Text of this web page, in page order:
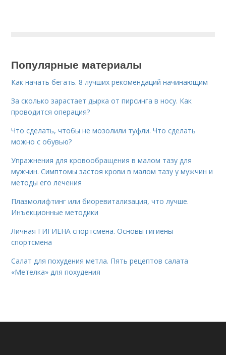
Популярные материалы
Как начать бегать. 8 лучших рекомендаций начинающим
За сколько зарастает дырка от пирсинга в носу. Как
проводится операция?
Что сделать, чтобы не мозолили туфли. Что сделать
можно с обувью?
Упражнения для кровообращения в малом тазу для
мужчин. Симптомы застоя крови в малом тазу у мужчин и
методы его лечения
Плазмолифтинг или биоревитализация, что лучше.
Инъекционные методики
Личная ГИГИЕНА спортсмена. Основы гигиены
спортсмена
Салат для похудения метла. Пять рецептов салата
«Метелка» для похудения